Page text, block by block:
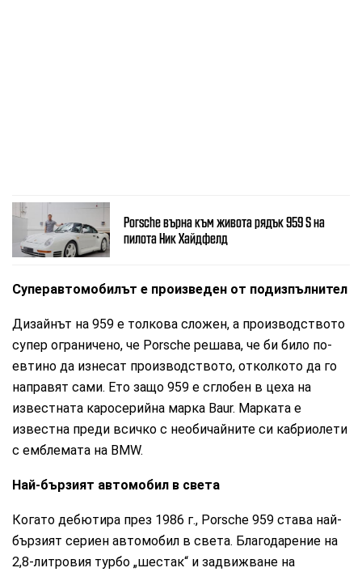
Porsche върна към живота рядък 959 S на
пилота Ник Хайдфелд
Суперавтомобилът е произведен от подизпълнител
Дизайнът на 959 е толкова сложен, а производството
супер ограничено, че Porsche решава, че би било по-
евтино да изнесат производството, отколкото да го
направят сами. Ето защо 959 е сглобен в цеха на
известната каросерийна марка Baur. Марката е
известна преди всичко с необичайните си кабриолети
с емблемата на BMW.
Най-бързият автомобил в света
Когато дебютира през 1986 г., Porsche 959 става най-
бързият сериен автомобил в света. Благодарение на
2,8-литровия турбо „шестак“ и задвижване на